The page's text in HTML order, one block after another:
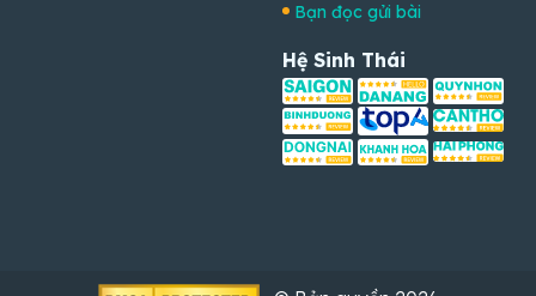
Bạn đọc gửi bài
Hệ Sinh Thái